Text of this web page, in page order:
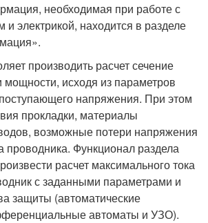
необходимая при работе с
и электрикой, находится в разделе
производить расчет сечение
мощности, исходя из параметров
напряжения. При этом
прокладки, материалы
возможные потери напряжения
проводника. Функционал раздела
расчет максимального тока
с заданными параметрами и
защиты (автоматические
автоматы и УЗО).